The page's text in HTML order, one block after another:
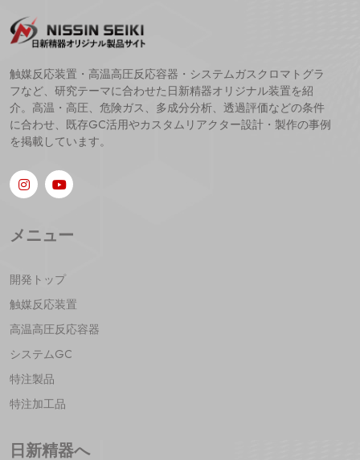
触媒反応装置・高温高圧反応容器・システムガスクロマトグラ
フなど、研究テーマに合わせた日新精器オリジナル装置を紹
介。高温・高圧、危険ガス、多成分分析、透過評価などの条件
に合わせ、既存GC活用やカスタムリアクター設計・製作の事例
を掲載しています。
メニュー
開発トップ
触媒反応装置
高温高圧反応容器
システムGC
特注製品
特注加工品
日新精器へ